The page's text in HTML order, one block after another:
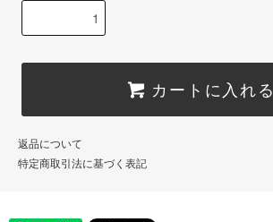
カートに入れる
返品について
特定商取引法に基づく表記